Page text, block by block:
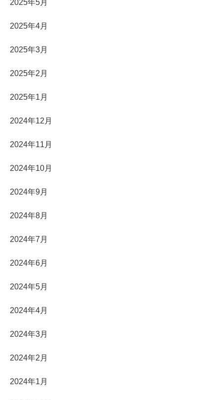
2025年5月
2025年4月
2025年3月
2025年2月
2025年1月
2024年12月
2024年11月
2024年10月
2024年9月
2024年8月
2024年7月
2024年6月
2024年5月
2024年4月
2024年3月
2024年2月
2024年1月